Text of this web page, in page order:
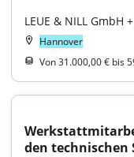
LEUE & NILL GmbH
Hannover
Von 31.000,00 € bis
den technischen